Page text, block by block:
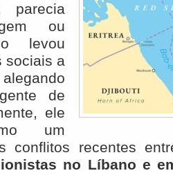
parecia
ou
levou
sociais a
de
ele
um
conflitos recentes
no Líbano e